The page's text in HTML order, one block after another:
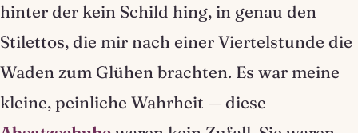
hinter der kein Schild hing, in genau den
Stilettos, die mir nach einer Viertelstunde die
Waden zum Glühen brachten. Es war meine
kleine, peinliche Wahrheit — diese